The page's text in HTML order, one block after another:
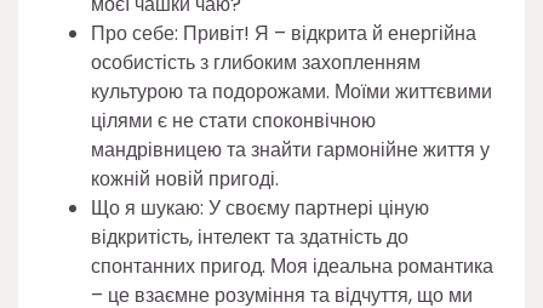
Про себе: Привіт! Я – відкрита й енергійна
особистість з глибоким захопленням
культурою та подорожами. Моїми життєвими
цілями є не стати споконвічною
мандрівницею та знайти гармонійне життя у
кожній новій пригоді.
Що я шукаю: У своєму партнері ціную
відкритість, інтелект та здатність до
спонтанних пригод. Моя ідеальна романтика
– це взаємне розуміння та відчуття, що ми